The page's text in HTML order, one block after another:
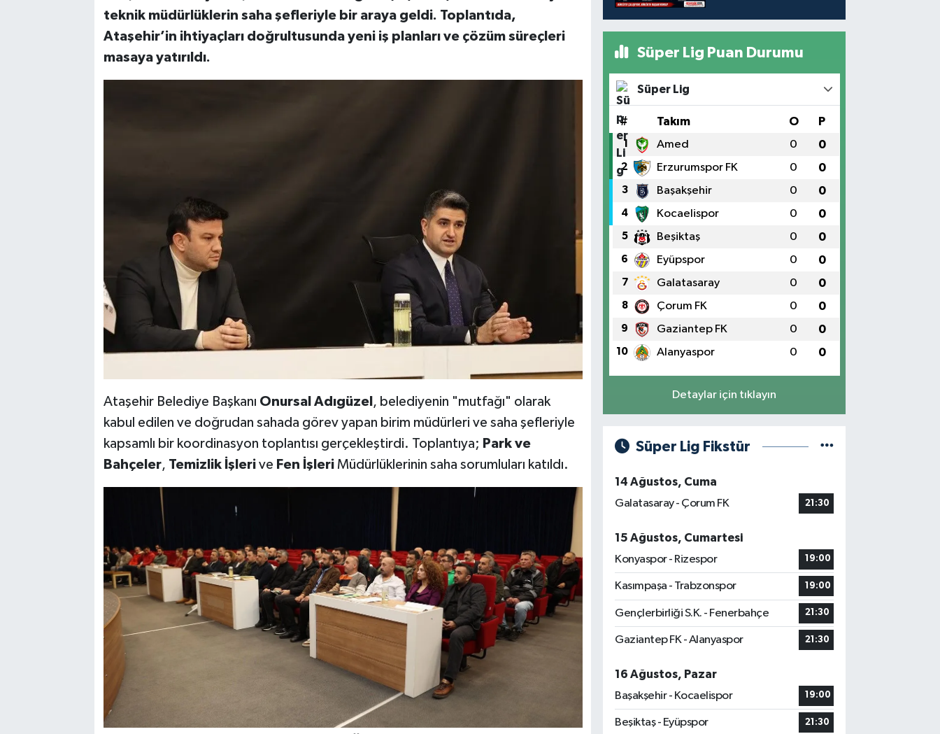
teknik müdürlüklerin saha şefleriyle bir araya geldi. Toplantıda,
Ataşehir’in ihtiyaçları doğrultusunda yeni iş planları ve çözüm süreçleri
masaya yatırıldı.
Ataşehir Belediye Başkanı Onursal Adıgüzel , belediyenin "mutfağı" olarak
kabul edilen ve doğrudan sahada görev yapan birim müdürleri ve saha şefleriyle
kapsamlı bir koordinasyon toplantısı gerçekleştirdi. Toplantıya; Park ve
Bahçeler, Temizlik İşlerive Fen İşleriMüdürlüklerinin saha sorumluları katıldı.
Süper Lig Puan Durumu
Süper Lig
# Takım O P
1 Amed 0 0
2 Erzurumspor FK 0 0
3 Başakşehir 0 0
4 Kocaelispor 0 0
5 Beşiktaş 0 0
6 Eyüpspor 0 0
7 Galatasaray 0 0
8 Çorum FK 0 0
9 Gaziantep FK 0 0
10 Alanyaspor 0 0
Detaylar için tıklayın
Süper Lig Fikstür
14 Ağustos, Cuma
Galatasaray - Çorum FK
21:30
15 Ağustos, Cumartesi
Konyaspor - Rizespor
19:00
Kasımpaşa - Trabzonspor 19:00
Gençlerbirliği S.K. - Fenerbahçe 21:30
Gaziantep FK - Alanyaspor 21:30
16 Ağustos, Pazar
Başakşehir - Kocaelispor
19:00
Beşiktaş - Eyüpspor 21:30